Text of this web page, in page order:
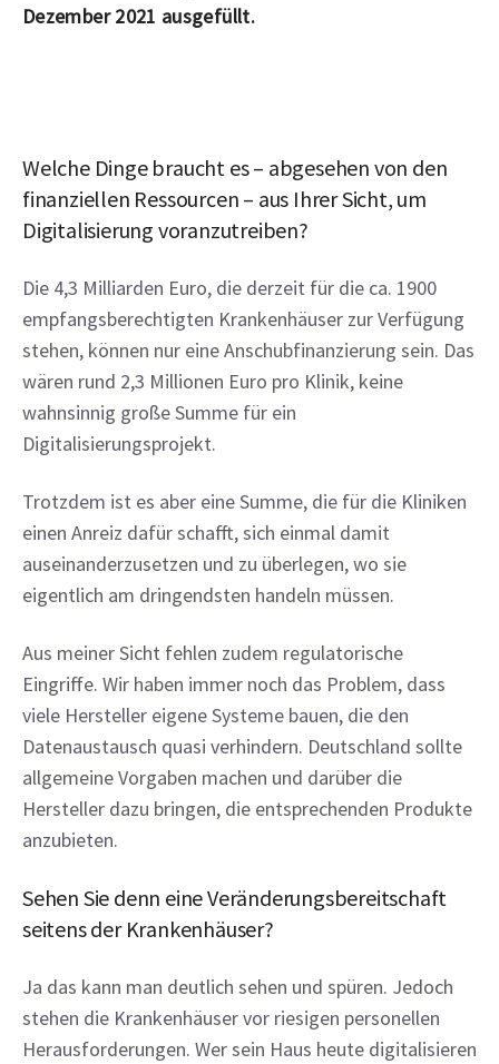
Dezember 2021 ausgefüllt.
Welche Dinge braucht es – abgesehen von den
finanziellen Ressourcen – aus Ihrer Sicht, um
Digitalisierung voranzutreiben?
Die 4,3 Milliarden Euro, die derzeit für die ca. 1900
empfangsberechtigten Krankenhäuser zur Verfügung
stehen, können nur eine Anschubfinanzierung sein. Das
wären rund 2,3 Millionen Euro pro Klinik, keine
wahnsinnig große Summe für ein
Digitalisierungsprojekt.
Trotzdem ist es aber eine Summe, die für die Kliniken
einen Anreiz dafür schafft, sich einmal damit
auseinanderzusetzen und zu überlegen, wo sie
eigentlich am dringendsten handeln müssen.
Aus meiner Sicht fehlen zudem regulatorische
Eingriffe. Wir haben immer noch das Problem, dass
viele Hersteller eigene Systeme bauen, die den
Datenaustausch quasi verhindern. Deutschland sollte
allgemeine Vorgaben machen und darüber die
Hersteller dazu bringen, die entsprechenden Produkte
anzubieten.
Sehen Sie denn eine Veränderungsbereitschaft
seitens der Krankenhäuser?
Ja das kann man deutlich sehen und spüren. Jedoch
stehen die Krankenhäuser vor riesigen personellen
Herausforderungen. Wer sein Haus heute digitalisieren